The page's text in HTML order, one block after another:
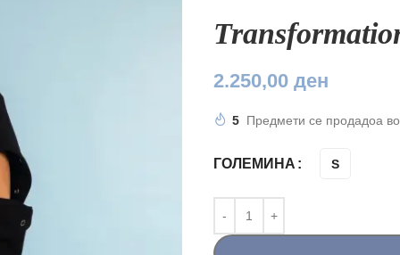
2.250,00 ден
5 Предмети се продадоа
ГОЛЕМИНА S